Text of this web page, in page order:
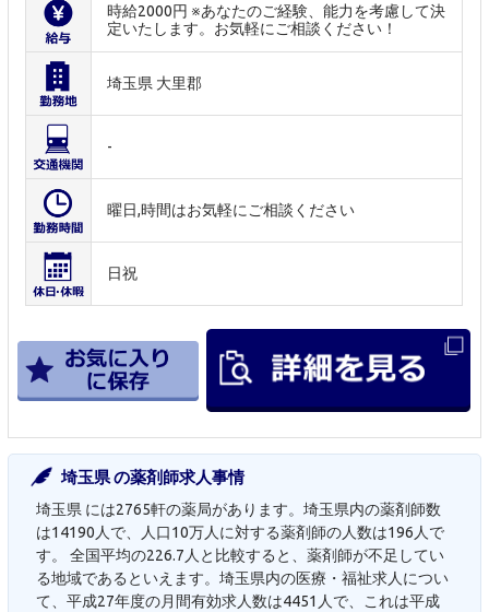
時給2000円 ※あなたのご経験、能力を考慮して決
定いたします。お気軽にご相談ください！
埼玉県 大里郡
-
曜日,時間はお気軽にご相談ください
日祝
埼玉県 の薬剤師求人事情
埼玉県 には2765軒の薬局があります。埼玉県内の薬剤師数
は14190人で、人口10万人に対する薬剤師の人数は196人で
す。 全国平均の226.7人と比較すると、薬剤師が不足してい
る地域であるといえます。埼玉県内の医療・福祉求人につい
て、平成27年度の月間有効求人数は4451人で、これは平成